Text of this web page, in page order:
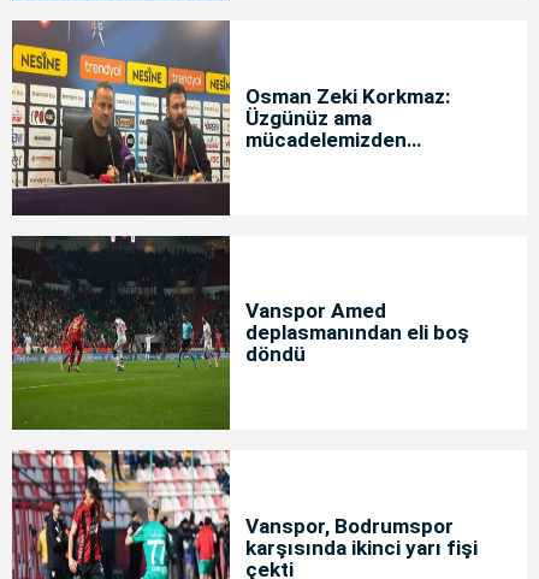
Osman Zeki Korkmaz:
Üzgünüz ama
mücadelemizden
Vanspor Amed
deplasmanından eli boş
döndü
Vanspor, Bodrumspor
karşısında ikinci yarı fişi
çekti